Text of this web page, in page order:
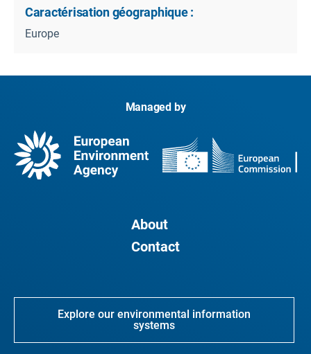
Caractérisation géographique :
Europe
Managed by
About
Contact
Explore our environmental information
systems